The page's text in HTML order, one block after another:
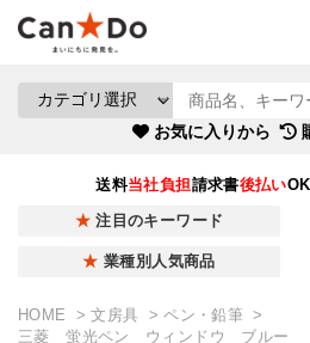
お気に入りから
送料当社負担請求書後払いOK
注目のキーワード
業種別人気商品
HOME 文房具
ペン・鉛筆
三菱 蛍光ペン ウィンドウ ブルー